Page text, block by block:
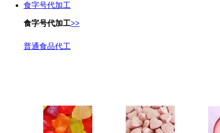
食字号代加工
食字号代加工>>
普通食品代工